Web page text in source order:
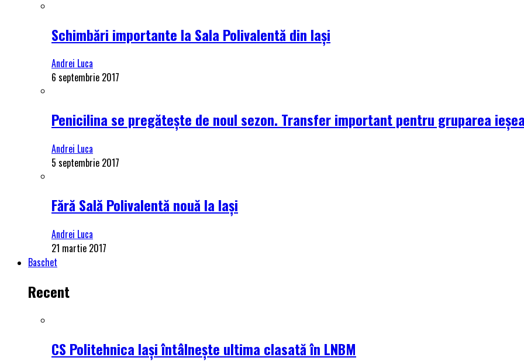
Schimbări importante la Sala Polivalentă din Iași
Andrei Luca
6 septembrie 2017
Penicilina se pregătește de noul sezon. Transfer important pentru gruparea
Andrei Luca
5 septembrie 2017
Fără Sală Polivalentă nouă la Iași
Andrei Luca
21 martie 2017
Baschet
Recent
CS Politehnica Iași întâlnește ultima clasată în LNBM